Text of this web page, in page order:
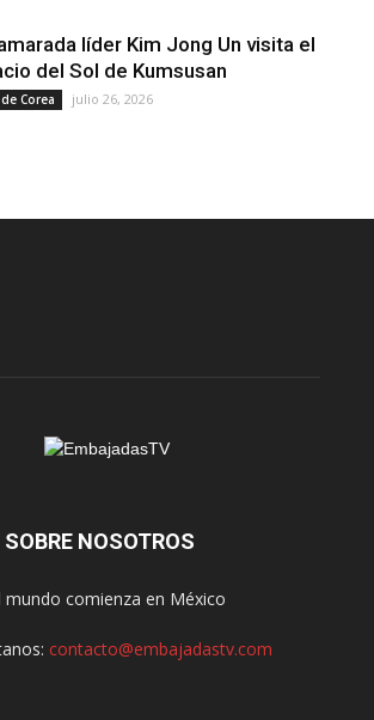
líder Kim Jong Un visita el
del Sol de Kumsusan
Corea julio 26, 2026
SOBRE NOSOTROS
mundo comienza en México
contacto@embajadastv.com